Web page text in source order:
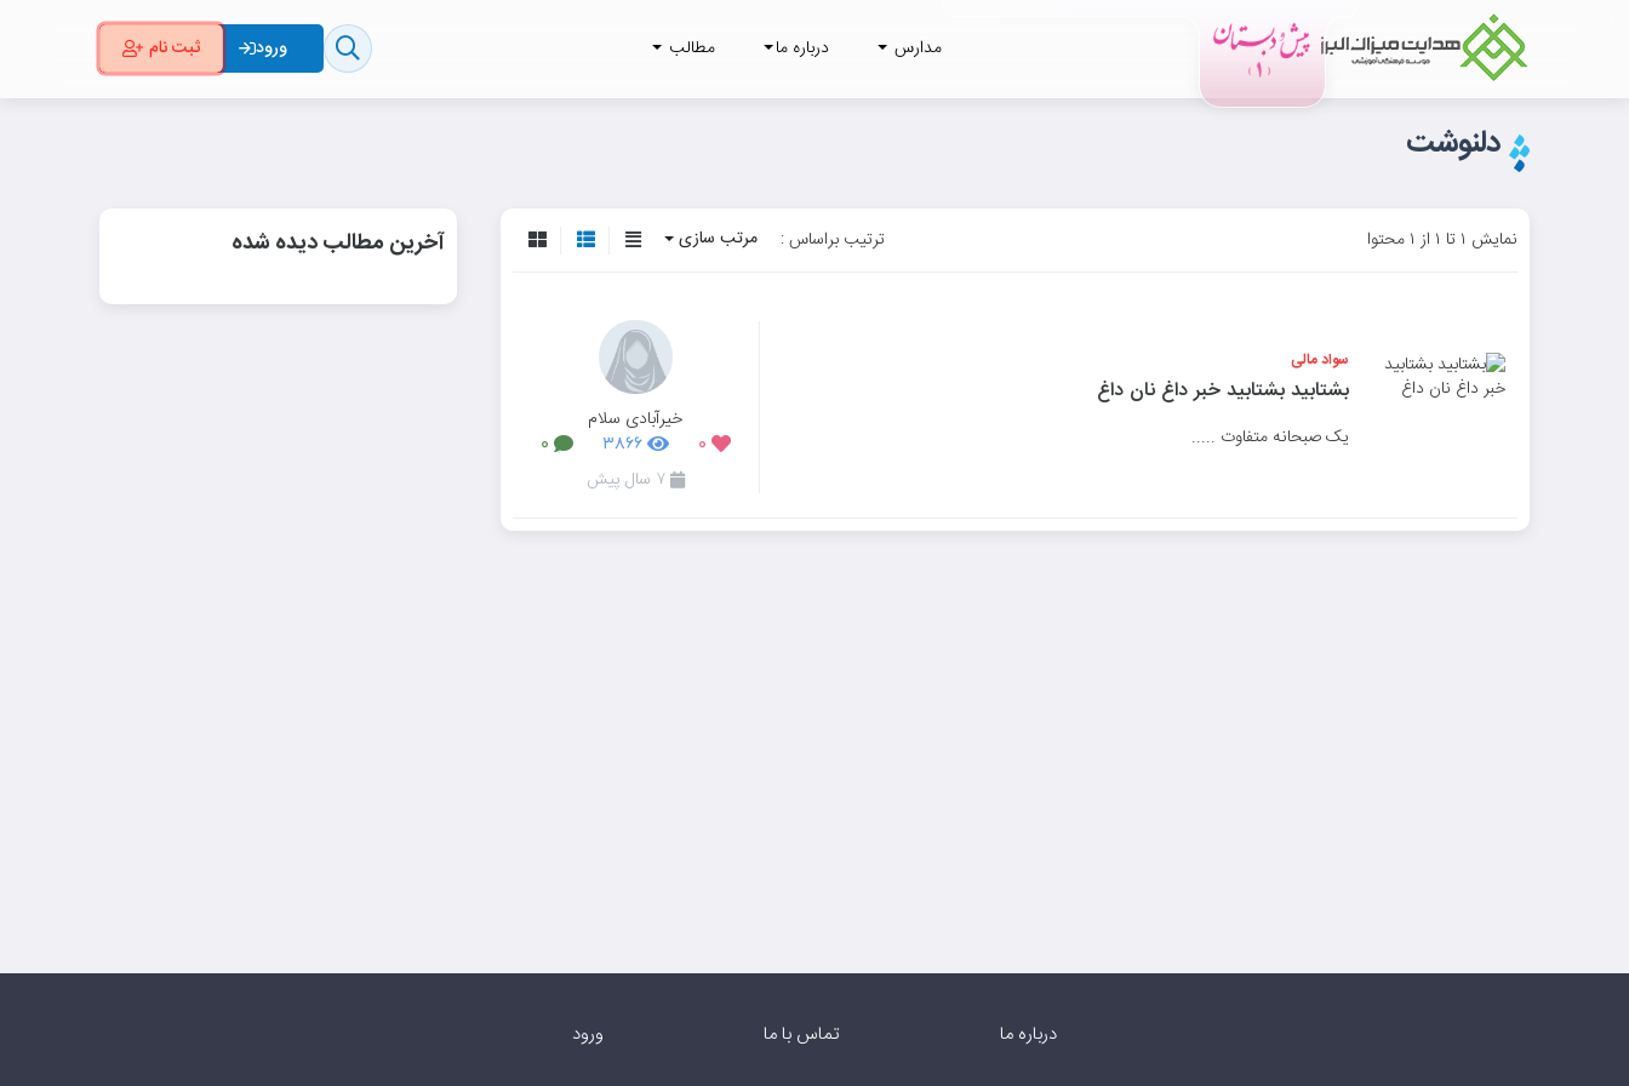
مدارس درباره ما مطالب ورود ثبت نام
دلنوشت
نمایش ۱ تا ۱ از ۱ محتوا ترتیب براساس : مرتب سازی
سواد مالی
بشتابید بشتابید خبر داغ نان داغ
یک صبحانه متفاوت .....
خیرآبادی سلام
۰ ۳۸۶۶ ۰
۷ سال پیش
آخرین مطالب دیده شده
درباره ما تماس با ما ورود